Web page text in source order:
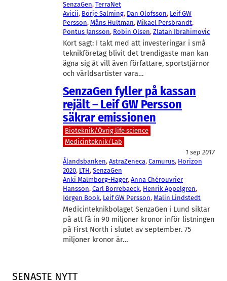
SENASTE NYTT
SenzaGen, TerraNet
Avicii, Börje Salming, Dan Olofsson, Leif GW
Persson, Måns Hultman, Mikael Persbrandt
Pontus Jansson, Robin Olsen, Zlatan Ibrahimovic
Kort sagt: I takt med att investeringar i små
teknikföretag blivit det trendigaste man kan
ägna sig åt vill även författare, sportstjärnor
och världsartister vara…
SenzaGen fyller på kassan
rejält – Leif GW Persson
säkrar emissionen
Bioteknik/Övrig life science
Medicinteknik/Lab
1 sep 2017
Ålandsbanken, AstraZeneca, Camurus, Horizon
2020, LTH, SenzaGen
Anki Malmborg-Hager, Anna Chérouvrier
Hansson, Carl Borrebaeck, Henrik Appelgren
Jörgen Book, Leif GW Persson, Malin Lindstedt
Medicinteknikbolaget SenzaGen i Lund siktar
på att få in 90 miljoner kronor inför listningen
på First North i slutet av september. 75
miljoner kronor är…